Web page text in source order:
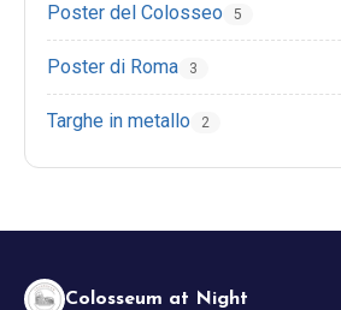
Poster del Colosseo 5
Poster di Roma 3
Targhe in metallo 2
Colosseum at Night